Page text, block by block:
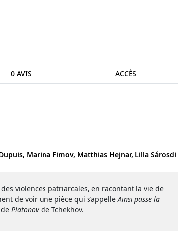
0 AVIS ACCÈS
Marina Fimov, Matthias Hejnar, Lilla Sárosdi
des violences patriarcales, en racontant la vie de
de voir une pièce qui s’appelleAinsi passe la
Platonov de Tchekhov.